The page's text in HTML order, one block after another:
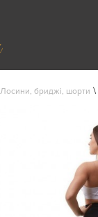
Лосини, бриджі, шорти \